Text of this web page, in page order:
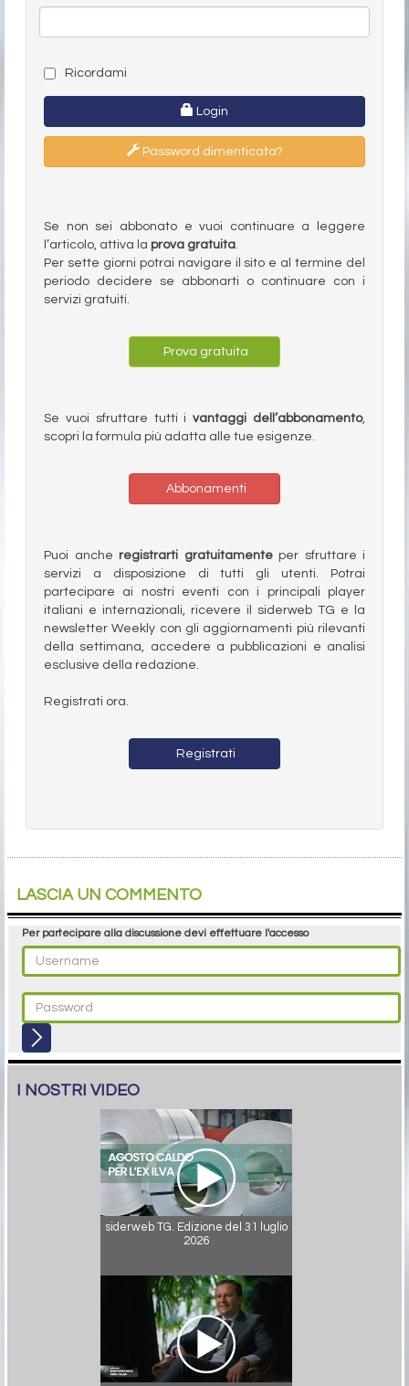
Ricordami
Login
Password dimenticata?
Se non sei abbonato e vuoi continuare a leggere
l’articolo, attiva la prova gratuita.
Per sette giorni potrai navigare il sito e al termine del
periodo decidere se abbonarti o continuare con i
servizi gratuiti.
Prova gratuita
Se vuoi sfruttare tutti ivantaggi dell’abbonamento,
scopri la formula più adatta alle tue esigenze.
Abbonamenti
Puoi anche registrarti gratuitamenteper sfruttare i
servizi a disposizione di tutti gli utenti. Potrai
partecipare ai nostri eventi con i principali player
italiani e internazionali, ricevere il siderweb TG e la
newsletter Weekly con gli aggiornamenti più rilevanti
della settimana, accedere a pubblicazioni e analisi
esclusive della redazione.
Registrati ora.
Registrati
LASCIA UN COMMENTO
Per partecipare alla discussione devi effettuare l'accesso
I NOSTRI VIDEO
siderweb TG. Edizione del 31 luglio
2026